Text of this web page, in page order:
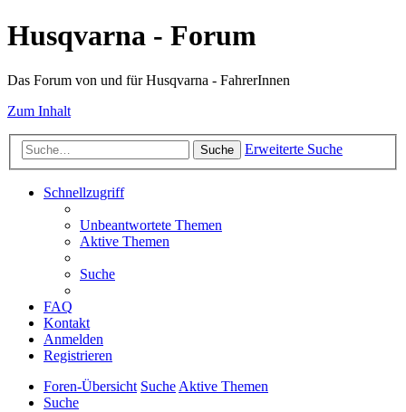
Husqvarna - Forum
Das Forum von und für Husqvarna - FahrerInnen
Zum Inhalt
Suche Erweiterte Suche
Schnellzugriff
Unbeantwortete Themen
Aktive Themen
Suche
FAQ
Kontakt
Anmelden
Registrieren
Foren-Übersicht SucheAktive Themen
Suche